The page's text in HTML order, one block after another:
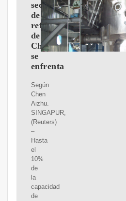
sector
de
refinación
de
China
se
enfrenta
Según
Chen
Aizhu.
SINGAPUR,
(Reuters)
–
Hasta
el
10%
de
la
capacidad
de